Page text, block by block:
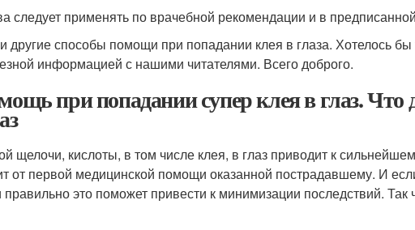
следует применять по врачебной рекомендации и в
другие способы помощи при попадании клея в глаза. Хотелось бы
информацией с нашими читателями. Всего доброго.
при попадании супер клея в глаз. Что
щелочи, кислоты, в том числе клея, в глаз приводит к
от первой медицинской помощи оказанной пострадавшему. И
это поможет привести к минимизации последствий. Так